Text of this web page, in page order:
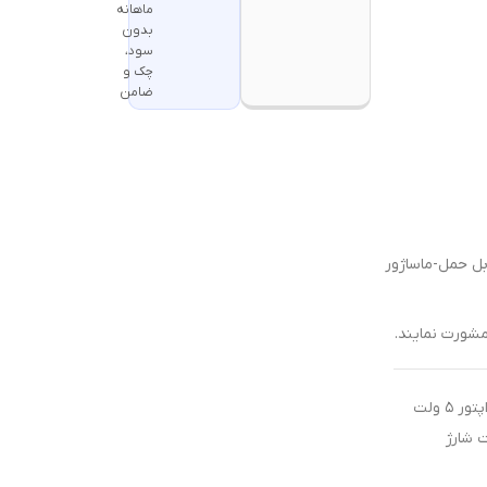
حمل-ماساژور
نمایند.
جهت شارژ محصولات شارژی از آداپتور ۵ ولت
شارژ
ماهانه
بدون
سود،
چک و
ضامن